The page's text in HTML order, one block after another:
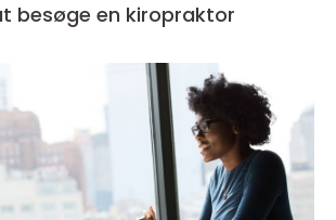
besøge en kiropraktor